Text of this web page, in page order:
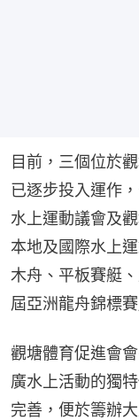
目前，三個位於
已逐步投入運作
水上運動議會及
本地及國際水上
木舟、平板賽艇
屆亞洲龍舟錦標賽
觀塘體育促進會
廣水上活動的獨
完善，便於籌辦